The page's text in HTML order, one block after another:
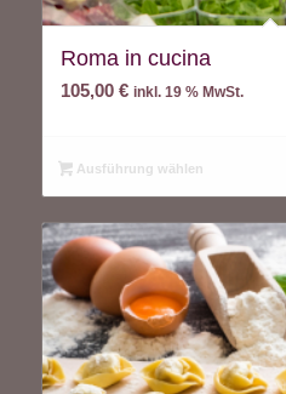
Roma in cucina
105,00 € inkl. 19 % MwSt.
Ausführung wählen